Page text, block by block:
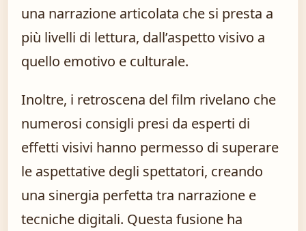
una narrazione articolata che si presta a
più livelli di lettura, dall’aspetto visivo a
quello emotivo e culturale.
Inoltre, i retroscena del film rivelano che
numerosi consigli presi da esperti di
effetti visivi hanno permesso di superare
le aspettative degli spettatori, creando
una sinergia perfetta tra narrazione e
tecniche digitali. Questa fusione ha